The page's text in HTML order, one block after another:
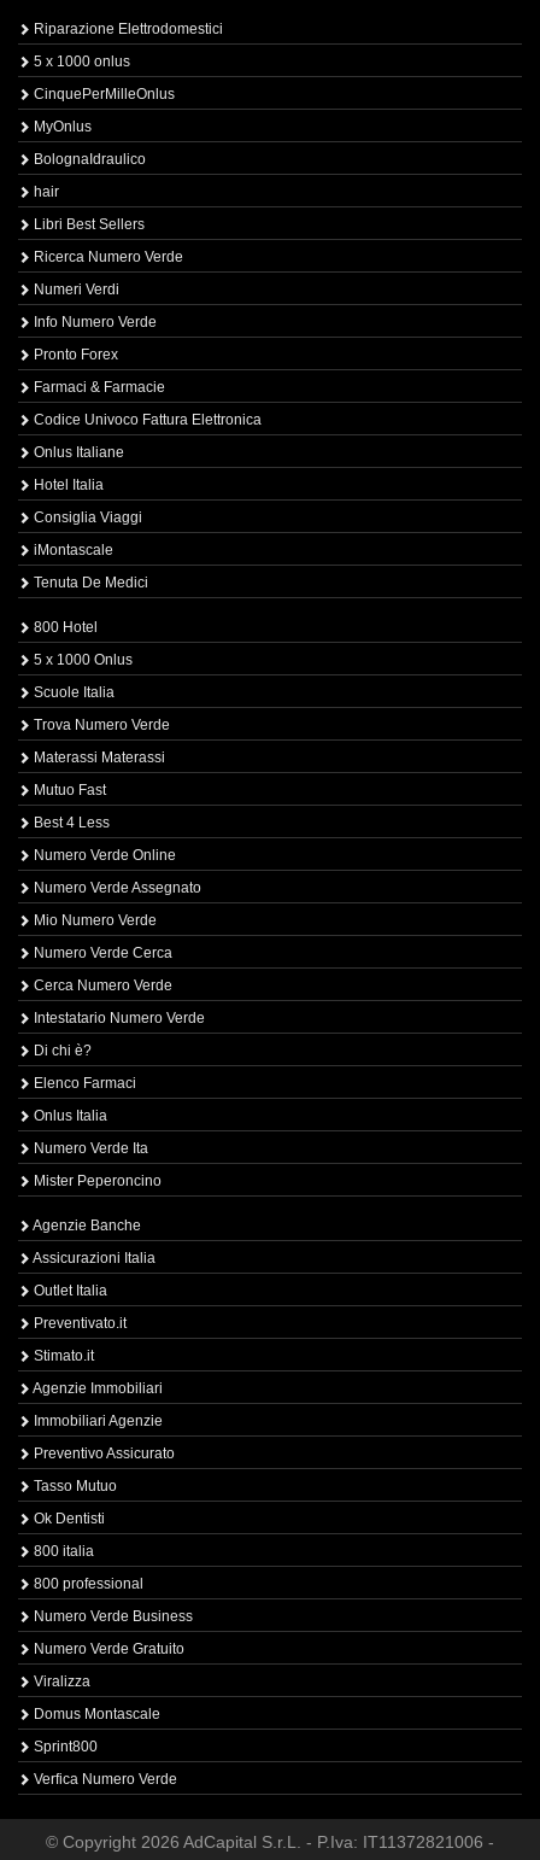
Riparazione Elettrodomestici
5 x 1000 onlus
CinquePerMilleOnlus
MyOnlus
BolognaIdraulico
hair
Libri Best Sellers
Ricerca Numero Verde
Numeri Verdi
Info Numero Verde
Pronto Forex
Farmaci & Farmacie
Codice Univoco Fattura Elettronica
Onlus Italiane
Hotel Italia
Consiglia Viaggi
iMontascale
Tenuta De Medici
800 Hotel
5 x 1000 Onlus
Scuole Italia
Trova Numero Verde
Materassi Materassi
Mutuo Fast
Best 4 Less
Numero Verde Online
Numero Verde Assegnato
Mio Numero Verde
Numero Verde Cerca
Cerca Numero Verde
Intestatario Numero Verde
Di chi è?
Elenco Farmaci
Onlus Italia
Numero Verde Ita
Mister Peperoncino
Agenzie Banche
Assicurazioni Italia
Outlet Italia
Preventivato.it
Stimato.it
Agenzie Immobiliari
Immobiliari Agenzie
Preventivo Assicurato
Tasso Mutuo
Ok Dentisti
800 italia
800 professional
Numero Verde Business
Numero Verde Gratuito
Viralizza
Domus Montascale
Sprint800
Verfica Numero Verde
© Copyright 2026 AdCapital S.r.L. - P.Iva: IT11372821006 -